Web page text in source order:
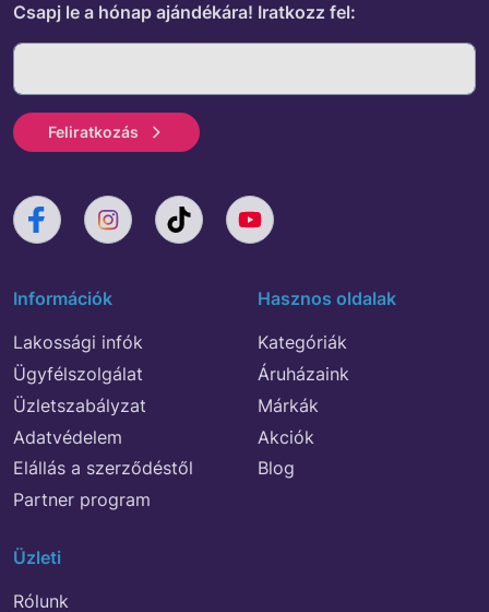
Csapj le a hónap ajándékára! Iratkozz fel:
Feliratkozás
Információk
Lakossági infók
Ügyfélszolgálat
Üzletszabályzat
Adatvédelem
Elállás a szerződéstől
Partner program
Hasznos oldalak
Kategóriák
Áruházaink
Márkák
Akciók
Blog
Üzleti
Rólunk